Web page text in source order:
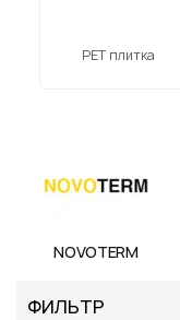
РЕТ плитка
NOVOTERM
ФИЛЬТР